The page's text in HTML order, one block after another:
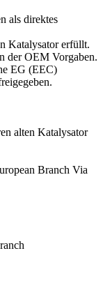
als direktes
Katalysator erfüllt.
der OEM Vorgaben.
EG (EEC)
alten Katalysator
Branch Via